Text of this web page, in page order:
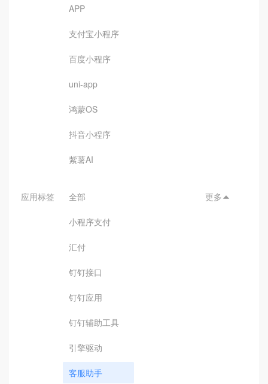
APP
支付宝小程序
百度小程序
uni-app
鸿蒙OS
抖音小程序
紫薯AI
应用标签 全部
小程序支付
汇付
钉钉接口
钉钉应用
钉钉辅助工具
引擎驱动
客服助手
更多 